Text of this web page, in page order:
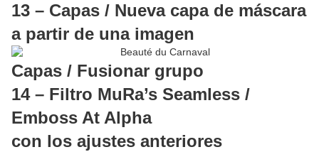
13 – Capas / Nueva capa de máscara
a partir de una imagen
Capas / Fusionar grupo
14 – Filtro MuRa’s Seamless /
Emboss At Alpha
con los ajustes anteriores